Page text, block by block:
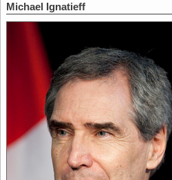
Michael Ignatieff